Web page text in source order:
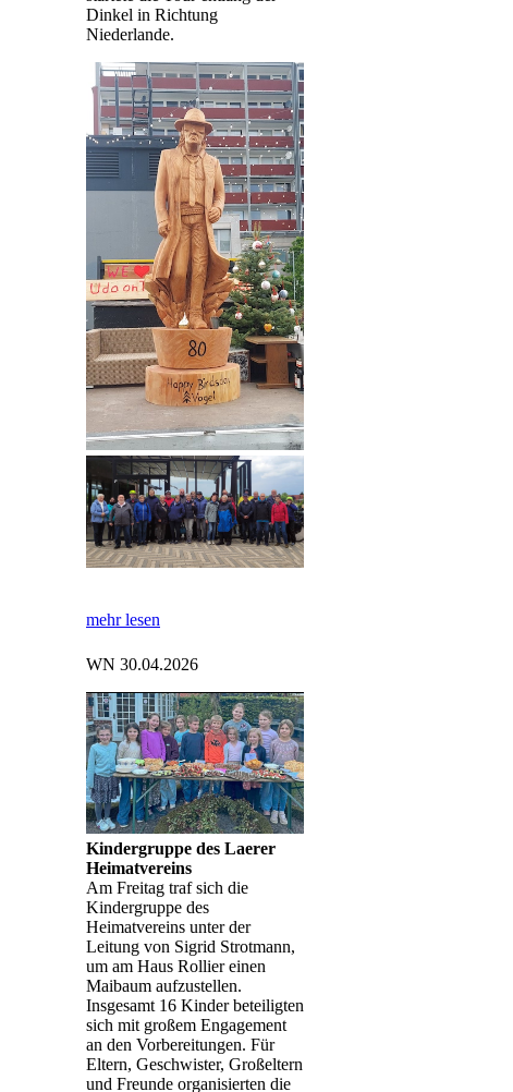
Dinkel in Richtung
Niederlande.
mehr lesen
WN 30.04.2026
Kindergruppe des Laerer
Heimatvereins
Am Freitag traf sich die
Kindergruppe des
Heimatvereins unter der
Leitung von Sigrid Strotmann,
um am Haus Rollier einen
Maibaum aufzustellen.
Insgesamt 16 Kinder beteiligten
sich mit großem Engagement
an den Vorbereitungen. Für
Eltern, Geschwister, Großeltern
und Freunde organisierten die